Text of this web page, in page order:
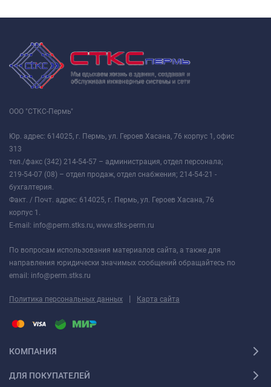
ООО "СТКС-Пермь"
Юр. адрес: 614025, г. Пермь, ул. Героев Хасана, 76 корпус 1, офис
313
тел./факс (342) 214-54-57 – администрация, отдел персонала;
219-54-07 (08) – отдел продаж, отдел снабжения; 214-54-21 -
бухгалтерия.
Факт. / Почт. адрес: 614025, г. Пермь, ул. Героев Хасана, 76
корпус 1.
E-mail: info@perm.stks.ru, www.stks-perm.ru
По вопросам использования материалов сайта, а также для
направления юридически значимых сообщений обращайтесь по
email: info@perm.stks.ru
Политика персональных данных | Карта сайта
КОМПАНИЯ
ДЛЯ ПОКУПАТЕЛЕЙ